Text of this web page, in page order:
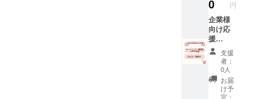
載】
【法人
の機関
紙にお
名前を
掲載】
HP掲載
期間:令
和7年7
月1日か
0 円
企業様
向け応
援
100,000
円コー
ス 【お
礼状】
【領収
書
支援
者：
0人
お届
け予
定：